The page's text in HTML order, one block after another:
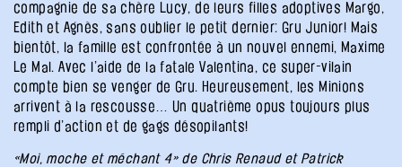
compagnie de sa chère Lucy, de leurs filles adoptives Margo,
Edith et Agnès, sans oublier le petit dernier: Gru Junior! Mais
bientôt, la famille est confrontée à un nouvel ennemi, Maxime
Le Mal. Avec l’aide de la fatale Valentina, ce super-vilain
compte bien se venger de Gru. Heureusement, les Minions
arrivent à la rescousse… Un quatrième opus toujours plus
rempli d’action et de gags désopilants!
«Moi, moche et méchant 4» de Chris Renaud et Patrick